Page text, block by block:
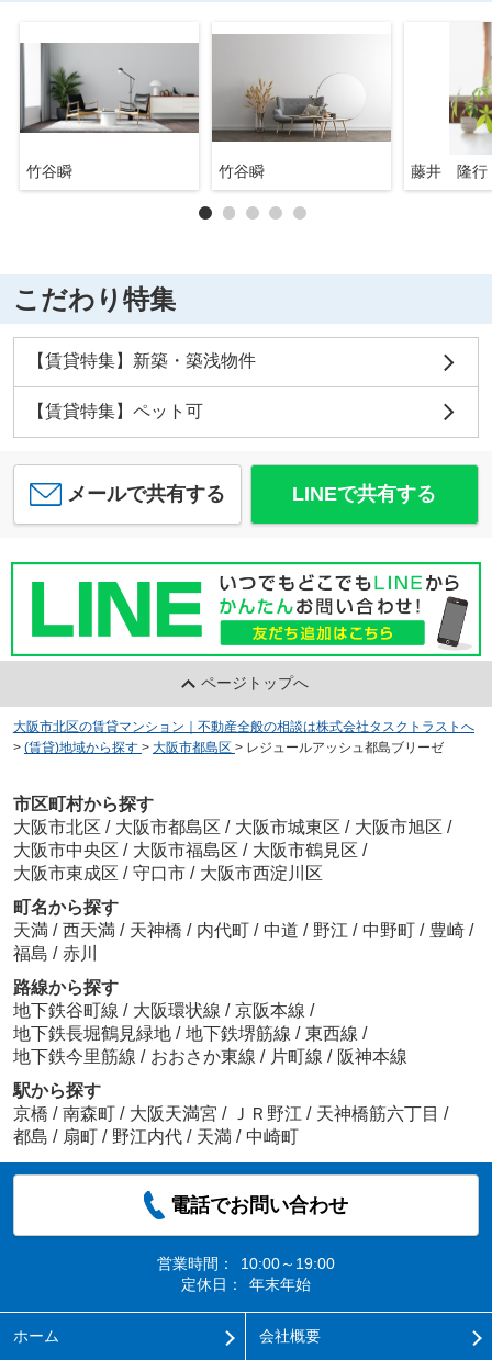
竹谷瞬 竹谷瞬 藤井 隆行
こだわり特集
【賃貸特集】新築・築浅物件
【賃貸特集】ペット可
メールで共有する LINEで共有する
ページトップへ
大阪市北区の賃貸マンション｜不動産全般の相談は株式会社タスクトラストへ
> (賃貸)地域から探す > 大阪市都島区 > レジュールアッシュ都島ブリーゼ
市区町村から探す
大阪市北区 / 大阪市都島区 / 大阪市城東区 / 大阪市旭区 /
大阪市中央区 / 大阪市福島区 / 大阪市鶴見区 /
大阪市東成区 / 守口市 / 大阪市西淀川区
町名から探す
天満 / 西天満 / 天神橋 / 内代町 / 中道 / 野江 / 中野町 / 豊崎 /
福島 / 赤川
路線から探す
地下鉄谷町線 / 大阪環状線 / 京阪本線 /
地下鉄長堀鶴見緑地 / 地下鉄堺筋線 / 東西線 /
地下鉄今里筋線 / おおさか東線 / 片町線 / 阪神本線
駅から探す
京橋 / 南森町 / 大阪天満宮 / ＪＲ野江 / 天神橋筋六丁目 /
都島 / 扇町 / 野江内代 / 天満 / 中崎町
電話でお問い合わせ
営業時間：
10:00～19:00
定休日：
年末年始
ホーム 会社概要